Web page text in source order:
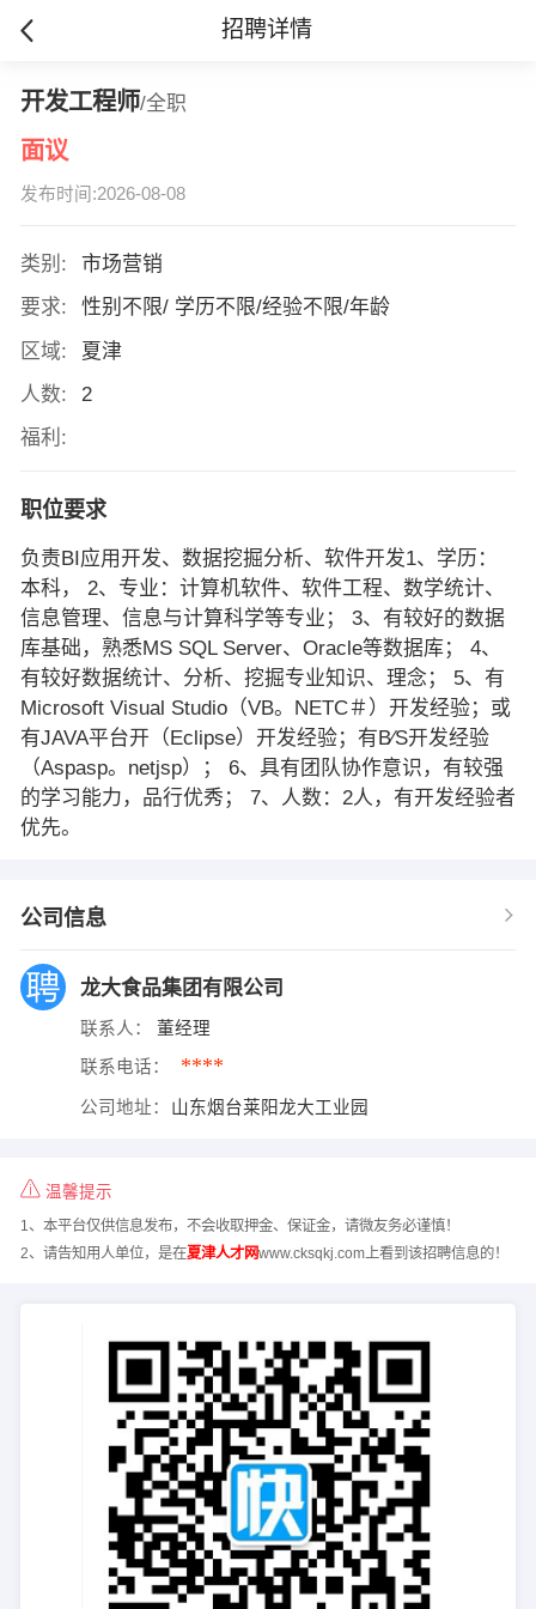
招聘详情
开发工程师/全职
面议
发布时间:2026-08-08
类别:
市场营销
要求:
性别不限/ 学历不限/经验不限/年龄
区域:
夏津
人数:
2
福利:
职位要求
负责BI应用开发、数据挖掘分析、软件开发1、学历：
本科， 2、专业：计算机软件、软件工程、数学统计、
信息管理、信息与计算科学等专业； 3、有较好的数据
库基础，熟悉MS SQL Server、Oracle等数据库； 4、
有较好数据统计、分析、挖掘专业知识、理念； 5、有
Microsoft Visual Studio（VB。NETC＃）开发经验；或
有JAVA平台开（Eclipse）开发经验；有B∕S开发经验
（Aspasp。netjsp）； 6、具有团队协作意识，有较强
的学习能力，品行优秀； 7、人数：2人，有开发经验者
优先。
公司信息
龙大食品集团有限公司
联系人： 董经理
联系电话： ****
公司地址： 山东烟台莱阳龙大工业园
温馨提示
1、本平台仅供信息发布，不会收取押金、保证金，请微友务必谨慎！
2、请告知用人单位，是在夏津人才网www.cksqkj.com上看到该招聘信息的！